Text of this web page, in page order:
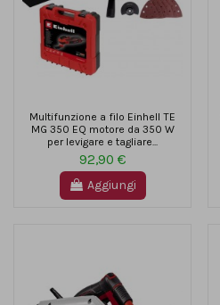
Multifunzione a filo Einhell TE
MG 350 EQ motore da 350 W
per levigare e tagliare...
92,90 €
Aggiungi